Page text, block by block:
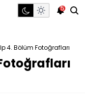
5
4. Bölüm Fotoğrafları